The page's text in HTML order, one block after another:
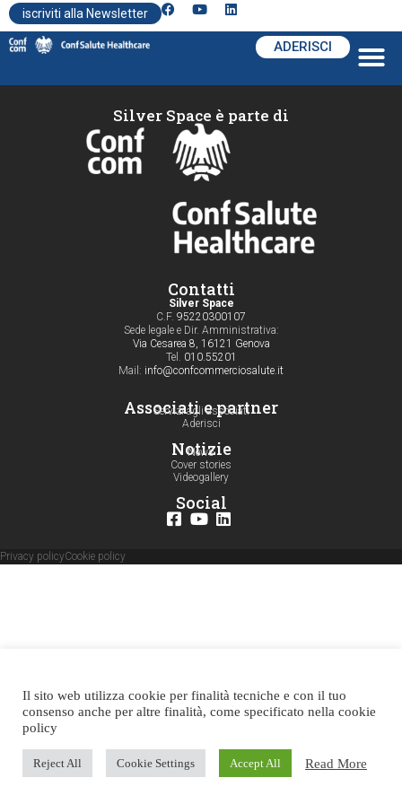
iscriviti alla Newsletter
ADERISCI
Silver Space è parte di
Contatti
Silver Space
C.F. 95220300107
Sede legale e Dir. Amministrativa:
Via Cesarea 8, 16121 Genova
Tel.
010.55201
Mail: info@confcommerciosalute.it
Associati e partner
Servizi agli associati
Aderisci
Notizie
News
Cover stories
Videogallery
Social
Privacy policyCookie policy
Il sito web utilizza cookie per finalità tecniche e con il tuo
consenso anche per altre finalità, come specificato nella cookie
policy
Reject All Cookie Settings Accept All Read More